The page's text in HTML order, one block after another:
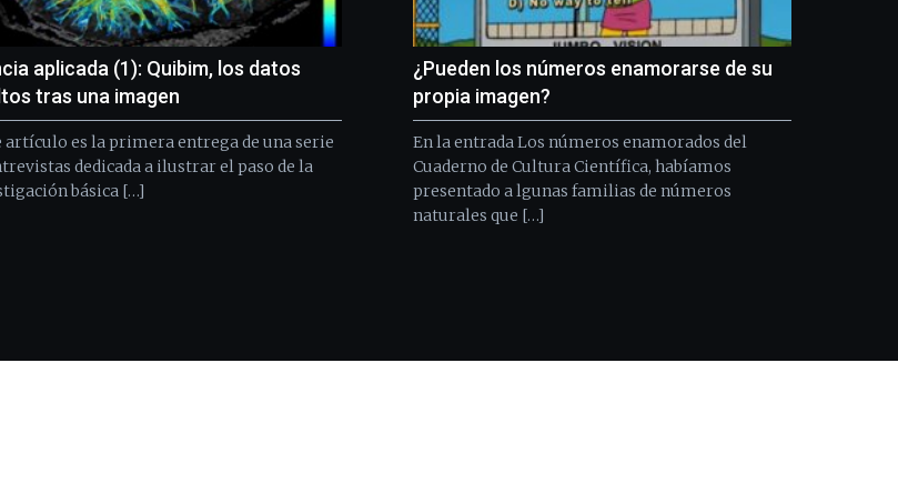
de
monólogos,
exposiciones,
conferencias,
y
espectáculos
del
de
aplicada (1): Quibim, los datos
tras una imagen
artículo es la primera entrega de una serie
dedicada a ilustrar el paso de la
básica […]
¿Pueden los números enamorarse de su
propia imagen?
En la entrada Los números enamorados del
Cuaderno de Cultura Científica, habíamos
presentado a lgunas familias de números
naturales que […]